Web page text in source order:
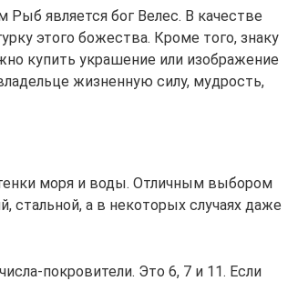
Рыб является бог Велес. В качестве
этого божества. Кроме того, знаку
купить украшение или изображение
жизненную силу, мудрость,
моря и воды. Отличным выбором
стальной, а в некоторых случаях даже
покровители. Это 6, 7 и 11. Если